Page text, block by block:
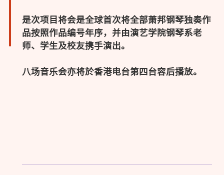
是次项目将会是全球首次将全部萧邦钢琴独奏作
品按照作品编号年序，并由演艺学院钢琴系老
师、学生及校友携手演出。
八场音乐会亦将於香港电台第四台容后播放。